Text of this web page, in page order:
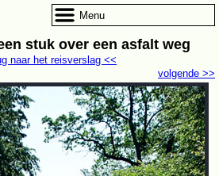
stuk over een asfalt weg
volgende >>
naar het reisverslag <<
Menu